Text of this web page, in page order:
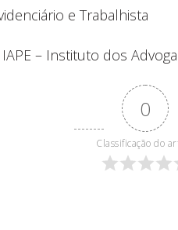
e Trabalhista
– Instituto dos
0
Classificação do